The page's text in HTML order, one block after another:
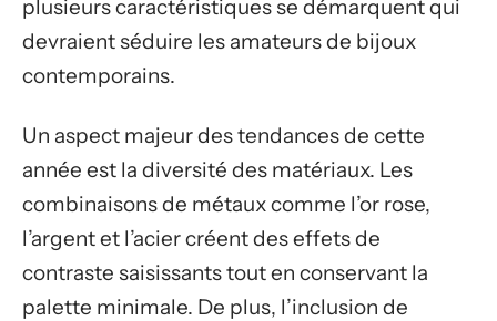
plusieurs caractéristiques se démarquent qui
devraient séduire les amateurs de bijoux
contemporains.
Un aspect majeur des tendances de cette
année est la diversité des matériaux. Les
combinaisons de métaux comme l’or rose,
l’argent et l’acier créent des effets de
contraste saisissants tout en conservant la
palette minimale. De plus, l’inclusion de